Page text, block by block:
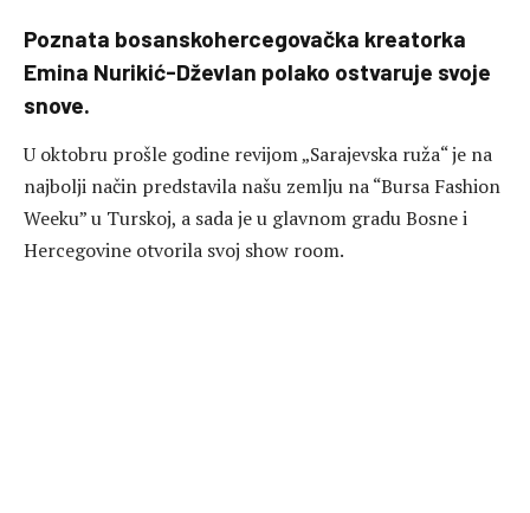
Poznata bosanskohercegovačka kreatorka
Emina Nurikić-Dževlan polako ostvaruje svoje
snove.
U oktobru prošle godine revijom „Sarajevska ruža“ je na
najbolji način predstavila našu zemlju na “Bursa Fashion
Weeku” u Turskoj, a sada je u glavnom gradu Bosne i
Hercegovine otvorila svoj show room.